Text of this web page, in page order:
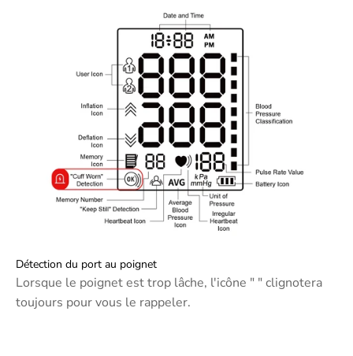
Détection du port au poignet
Lorsque le poignet est trop lâche, l'icône " " clignotera
toujours pour vous le rappeler.